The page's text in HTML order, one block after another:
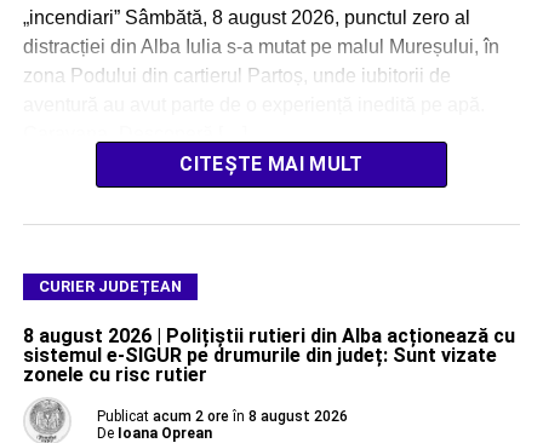
„incendiari” Sâmbătă, 8 august 2026, punctul zero al
distracției din Alba Iulia s-a mutat pe malul Mureșului, în
zona Podului din cartierul Partoș, unde iubitorii de
CITEȘTE MAI MULT
CURIER JUDEȚEAN
8 august 2026 | Polițiștii rutieri din Alba acționează cu
sistemul e-SIGUR pe drumurile din județ: Sunt vizate
zonele cu risc rutier
Publicat acum 2 ore în 8 august 2026
De Ioana Oprean